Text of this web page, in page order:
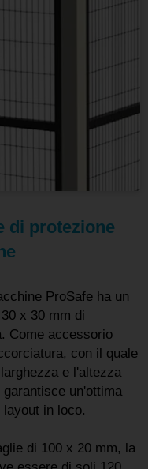
di protezione
ProSafe ha un
x 30 mm di
Come accessorio
con il quale
e l'altezza
un'ottima
in loco.
di 100 x 20 mm, la